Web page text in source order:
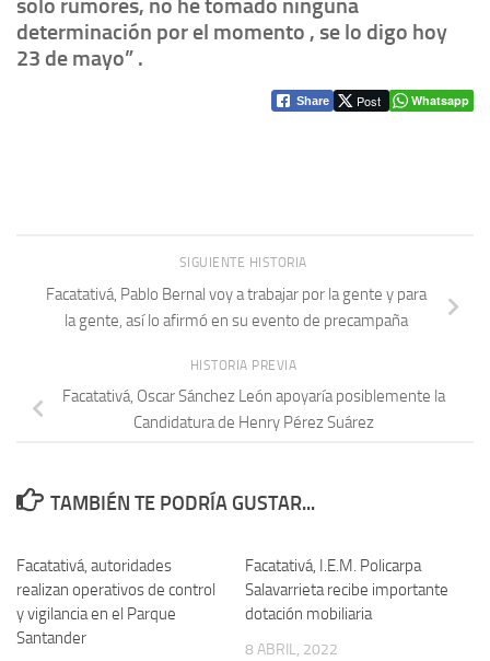
solo rumores, no he tomado ninguna
determinación por el momento , se lo digo hoy
23 de mayo” .
Share Post Whatsapp
SIGUIENTE HISTORIA
Facatativá, Pablo Bernal voy a trabajar por la gente y para
la gente, así lo afirmó en su evento de precampaña
HISTORIA PREVIA
Facatativá, Oscar Sánchez León apoyaría posiblemente la
Candidatura de Henry Pérez Suárez
TAMBIÉN TE PODRÍA GUSTAR...
Facatativá, autoridades
realizan operativos de control
y vigilancia en el Parque
Santander
Facatativá, I.E.M. Policarpa
Salavarrieta recibe importante
dotación mobiliaria
8 ABRIL, 2022